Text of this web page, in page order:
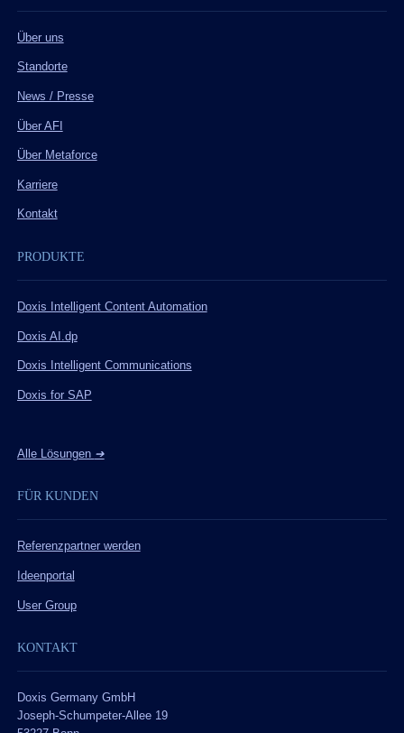
Über uns
Standorte
News / Presse
Über AFI
Über Metaforce
Karriere
Kontakt
PRODUKTE
Doxis Intelligent Content Automation
Doxis AI.dp
Doxis Intelligent Communications
Doxis for SAP
Alle Lösungen ➔
FÜR KUNDEN
Referenzpartner werden
Ideenportal
User Group
KONTAKT
Doxis Germany GmbH
Joseph-Schumpeter-Allee 19